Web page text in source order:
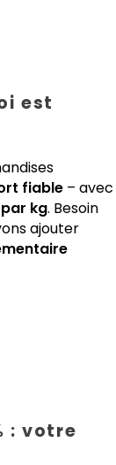
est
fiable – avec
kg. Besoin
ajouter
: votre